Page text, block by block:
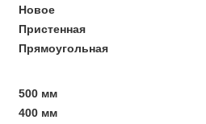
Новое
Пристенная
Прямоугольная
500 мм
400 мм